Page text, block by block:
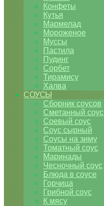
Конфеты
Кутья
Мармелад
Мороженое
Муссы
Пастила
Пудинг
Сорбет
Тирамису
Халва
СОУСЫ
Сборник соусов
Сметанный соус
Соевый соус
Соус сырный
Соусы на зиму
Томатный соус
Маринады
Чесночный соус
Блюда в соусе
Горчица
Грибной соус
К мясу